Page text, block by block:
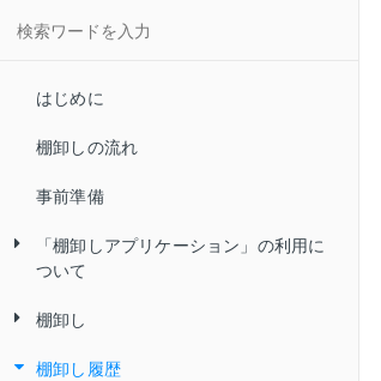
はじめに
棚卸しの流れ
事前準備
「棚卸しアプリケーション」の利用に
ついて
棚卸しアプリケーションを起動する
棚卸しアプリケーションを終了する
棚卸し
棚卸し階層を設定する
棚卸し履歴